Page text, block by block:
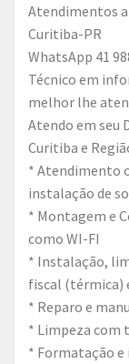
Atendimentos a Domicílio em Informática em toda
Curitiba-PR
WhatsApp 41
Técnico em
melhor lhe
Atendo em seu
Curitiba e
* Atendimento
instalação de
* Montagem e
como WI-FI
* Instalação,
fiscal (térmica)
* Reparo e
* Limpeza com
* Formatação e